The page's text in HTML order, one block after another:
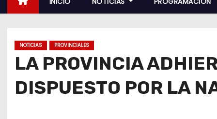
i
NOTICIAS PROVINCIALES
LA PROVINCIA
DISPUESTO POR LA